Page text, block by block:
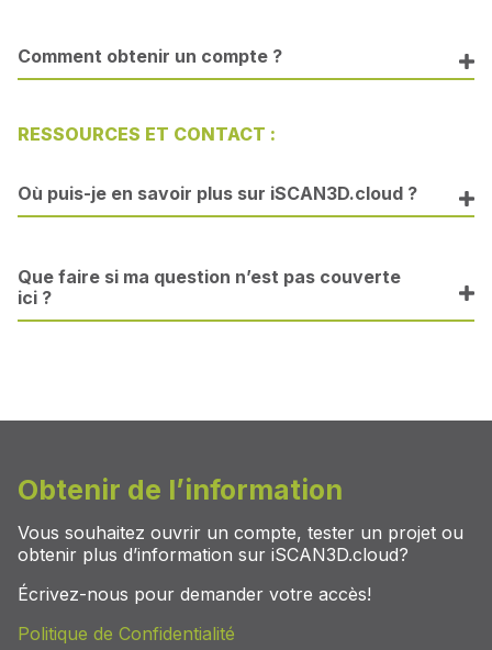
Comment obtenir un compte ?
RESSOURCES ET CONTACT :
Où puis-je en savoir plus sur iSCAN3D.cloud ?
Que faire si ma question n’est pas couverte
ici ?
Obtenir de l’information
Vous souhaitez ouvrir un compte, tester un projet ou
obtenir plus d’information sur iSCAN3D.cloud?
Écrivez-nous pour demander votre accès!
Politique de Confidentialité